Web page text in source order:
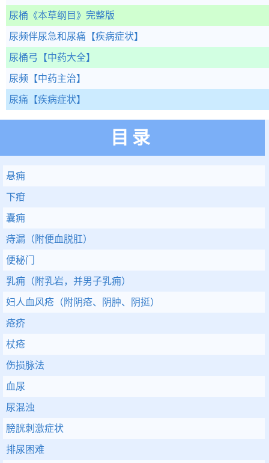
尿桶 《本草纲目》完整版
尿频伴尿急和尿痛 【疾病症状】
尿桶弓 【中药大全】
尿频 【中药主治】
尿痛 【疾病症状】
目录
悬痈
下疳
囊痈
痔漏（附便血脱肛）
便秘门
乳痈（附乳岩，并男子乳痈）
妇人血风疮（附阴疮、阴肿、阴挺）
疮疥
杖疮
伤损脉法
血尿
尿混浊
膀胱刺激症状
排尿困难